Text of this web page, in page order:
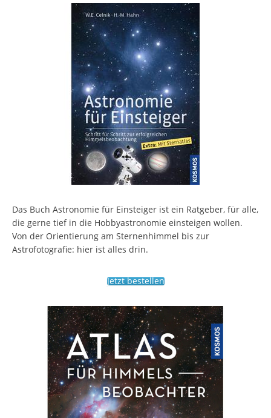
Das Buch Astronomie für Einsteiger ist ein Ratgeber, für alle,
die gerne tief in die Hobbyastronomie einsteigen wollen.
Von der Orientierung am Sternenhimmel bis zur
Astrofotografie: hier ist alles drin.
Jetzt bestellen